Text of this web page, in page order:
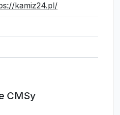
kamiz24.pl/
CMSy